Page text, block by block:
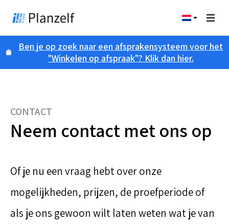
Ben je op zoek naar een afsprakensysteem voor het
"Winkelen op afspraak"? Klik dan hier.
CONTACT
Neem contact met ons op
Of je nu een vraag hebt over onze
mogelijkheden, prijzen, de proefperiode of
als je ons gewoon wilt laten weten wat je van